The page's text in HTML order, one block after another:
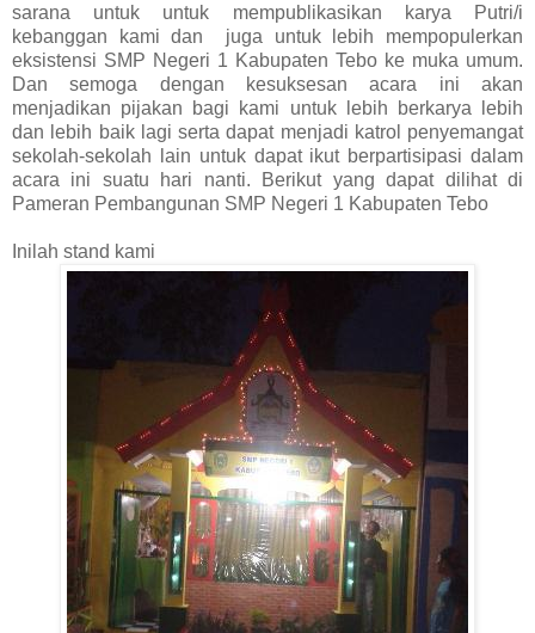
sarana untuk untuk mempublikasikan karya Putri/i
kebanggan kami dan juga untuk lebih mempopulerkan
eksistensi SMP Negeri 1 Kabupaten Tebo ke muka umum.
Dan semoga dengan kesuksesan acara ini akan
menjadikan pijakan bagi kami untuk lebih berkarya lebih
dan lebih baik lagi serta dapat menjadi katrol penyemangat
sekolah-sekolah lain untuk dapat ikut berpartisipasi dalam
acara ini suatu hari nanti. Berikut yang dapat dilihat di
Pameran Pembangunan SMP Negeri 1 Kabupaten Tebo
Inilah stand kami